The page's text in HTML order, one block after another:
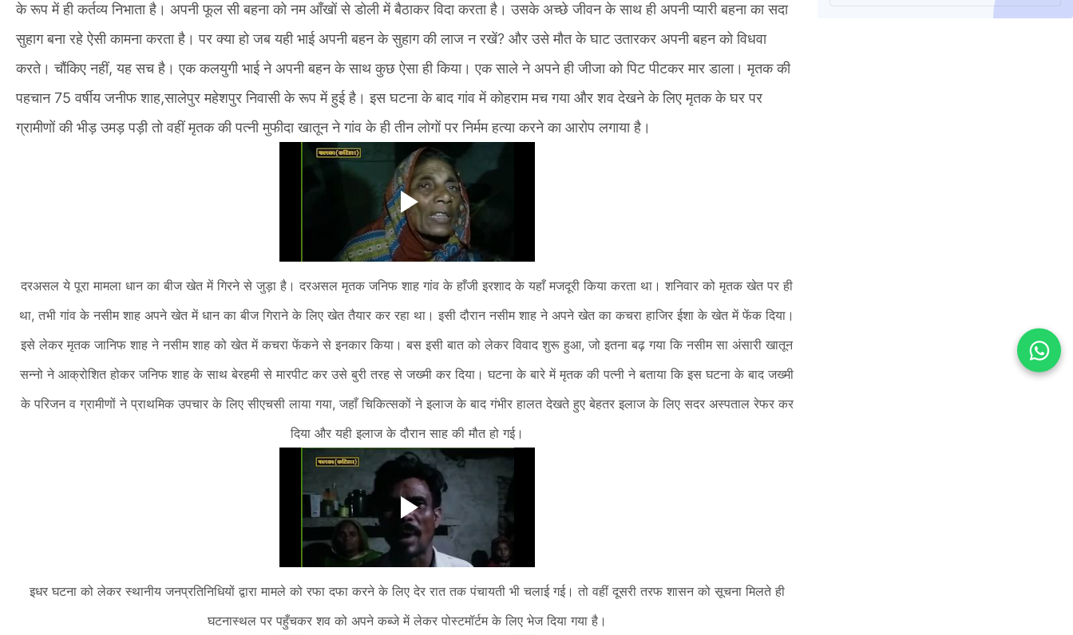
के रूप में ही कर्तव्य निभाता है। अपनी फूल सी बहना को नम आँखों से डोली में बैठाकर विदा करता है। उसके अच्छे जीवन के साथ ही अपनी प्यारी बहना का सदा
सुहाग बना रहे ऐसी कामना करता है। पर क्या हो जब यही भाई अपनी बहन के सुहाग की लाज न रखें? और उसे मौत के घाट उतारकर अपनी बहन को विधवा
करते। चौंकिए नहीं, यह सच है। एक कलयुगी भाई ने अपनी बहन के साथ कुछ ऐसा ही किया। एक साले ने अपने ही जीजा को पिट पीटकर मार डाला। मृतक की
पहचान 75 वर्षीय जनीफ शाह,सालेपुर महेशपुर निवासी के रूप में हुई है। इस घटना के बाद गांव में कोहराम मच गया और शव देखने के लिए मृतक के घर पर
ग्रामीणों की भीड़ उमड़ पड़ी तो वहीं मृतक की पत्नी मुफीदा खातून ने गांव के ही तीन लोगों पर निर्मम हत्या करने का आरोप लगाया है।
दरअसल ये पूरा मामला धान का बीज खेत में गिरने से जुड़ा है। दरअसल मृतक जनिफ शाह गांव के हाँजी इरशाद के यहाँ मजदूरी किया करता था। शनिवार को मृतक खेत पर ही
था, तभी गांव के नसीम शाह अपने खेत में धान का बीज गिराने के लिए खेत तैयार कर रहा था। इसी दौरान नसीम शाह ने अपने खेत का कचरा हाजिर ईशा के खेत में फेंक दिया।
इसे लेकर मृतक जानिफ शाह ने नसीम शाह को खेत में कचरा फेंकने से इनकार किया। बस इसी बात को लेकर विवाद शुरू हुआ, जो इतना बढ़ गया कि नसीम सा अंसारी खातून
सन्नो ने आक्रोशित होकर जनिफ शाह के साथ बेरहमी से मारपीट कर उसे बुरी तरह से जख्मी कर दिया। घटना के बारे में मृतक की पत्नी ने बताया कि इस घटना के बाद जख्मी
के परिजन व ग्रामीणों ने प्राथमिक उपचार के लिए सीएचसी लाया गया, जहाँ चिकित्सकों ने इलाज के बाद गंभीर हालत देखते हुए बेहतर इलाज के लिए सदर अस्पताल रेफर कर
दिया और यही इलाज के दौरान साह की मौत हो गई।
इधर घटना को लेकर स्थानीय जनप्रतिनिधियों द्वारा मामले को रफा दफा करने के लिए देर रात तक पंचायती भी चलाई गई। तो वहीं दूसरी तरफ शासन को सूचना मिलते ही
घटनास्थल पर पहुँचकर शव को अपने कब्जे में लेकर पोस्टमॉर्टम के लिए भेज दिया गया है।